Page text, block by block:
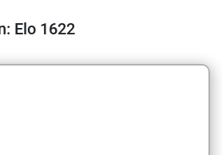
Elo 1622